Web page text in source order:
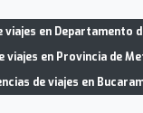
viajes en Departamento
viajes en Provincia de
de viajes en